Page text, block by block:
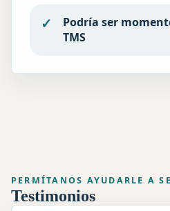
Podría ser
TMS
PERMÍTANOS AYUDARLE A
Testimonios